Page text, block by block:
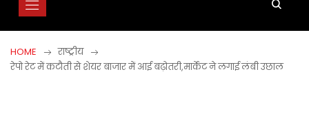
HOME
राष्ट्रीय
रेपो रेट में कटौती से शेयर बाजार में आई बढ़ोतरी,मार्केट ने लगाई लंबी उछाल